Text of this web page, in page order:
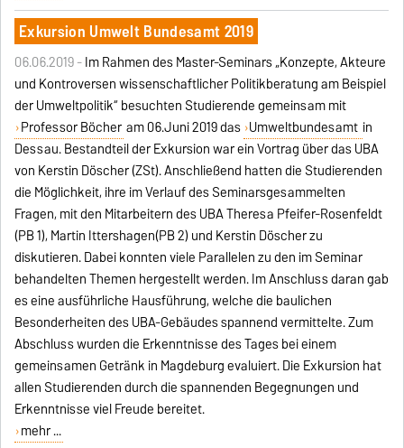
Exkursion Umwelt Bundesamt 2019
06.06.2019 -Im Rahmen des Master-Seminars „Konzepte, Akteure
und Kontroversen wissenschaftlicher Politikberatung am Beispiel
der Umweltpolitik“ besuchten Studierende gemeinsam mit
Professor Böcher am 06.Juni 2019 das Umweltbundesamt in
Dessau. Bestandteil der Exkursion war ein Vortrag über das UBA
von Kerstin Döscher (ZSt). Anschließend hatten die Studierenden
die Möglichkeit, ihre im Verlauf des Seminarsgesammelten
Fragen, mit den Mitarbeitern des UBA Theresa Pfeifer-Rosenfeldt
(PB 1), Martin Ittershagen(PB 2) und Kerstin Döscher zu
diskutieren. Dabei konnten viele Parallelen zu den im Seminar
behandelten Themen hergestellt werden. Im Anschluss daran gab
es eine ausführliche Hausführung, welche die baulichen
Besonderheiten des UBA-Gebäudes spannend vermittelte. Zum
Abschluss wurden die Erkenntnisse des Tages bei einem
gemeinsamen Getränk in Magdeburg evaluiert. Die Exkursion hat
allen Studierenden durch die spannenden Begegnungen und
Erkenntnisse viel Freude bereitet.
mehr ...